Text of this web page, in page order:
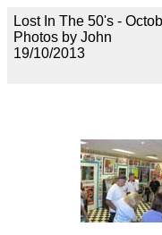
Lost In The 50's -
Photos by John
19/10/2013